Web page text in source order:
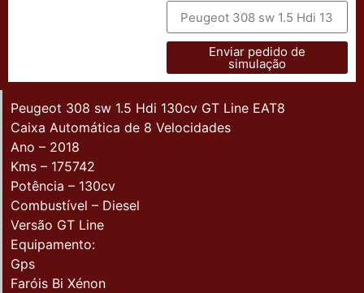
Enviar pedido de
simulação
Peugeot 308 sw 1.5 Hdi 130cv GT Line EAT8
Caixa Automática de 8 Velocidades
Ano – 2018
Kms – 175742
Potência – 130cv
Combustível – Diesel
Versão GT Line
Equipamento:
Gps
Faróis Bi Xénon